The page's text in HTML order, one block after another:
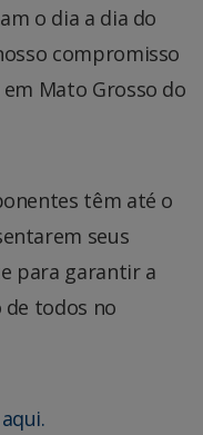
o dia a dia do
compromisso
Mato Grosso do
têm até o
seus
para garantir a
todos no